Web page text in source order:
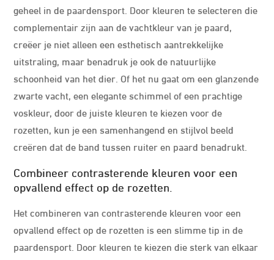
geheel in de paardensport. Door kleuren te selecteren die
complementair zijn aan de vachtkleur van je paard,
creëer je niet alleen een esthetisch aantrekkelijke
uitstraling, maar benadruk je ook de natuurlijke
schoonheid van het dier. Of het nu gaat om een glanzende
zwarte vacht, een elegante schimmel of een prachtige
voskleur, door de juiste kleuren te kiezen voor de
rozetten, kun je een samenhangend en stijlvol beeld
creëren dat de band tussen ruiter en paard benadrukt.
Combineer contrasterende kleuren voor een
opvallend effect op de rozetten.
Het combineren van contrasterende kleuren voor een
opvallend effect op de rozetten is een slimme tip in de
paardensport. Door kleuren te kiezen die sterk van elkaar